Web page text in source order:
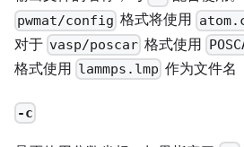
pwmat/config 格式将使用
对于 vasp/poscar 格式使用
格式使用 lammps.lmp 作为文件名
-c